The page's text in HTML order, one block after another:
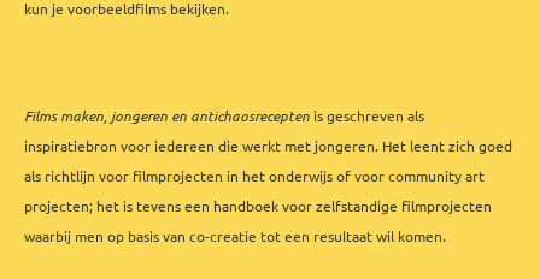
kun je voorbeeldfilms bekijken.
Films maken, jongeren en antichaosrecepten is geschreven als
inspiratiebron voor iedereen die werkt met jongeren. Het leent zich goed
als richtlijn voor filmprojecten in het onderwijs of voor community art
projecten; het is tevens een handboek voor zelfstandige filmprojecten
waarbij men op basis van co-creatie tot een resultaat wil komen.